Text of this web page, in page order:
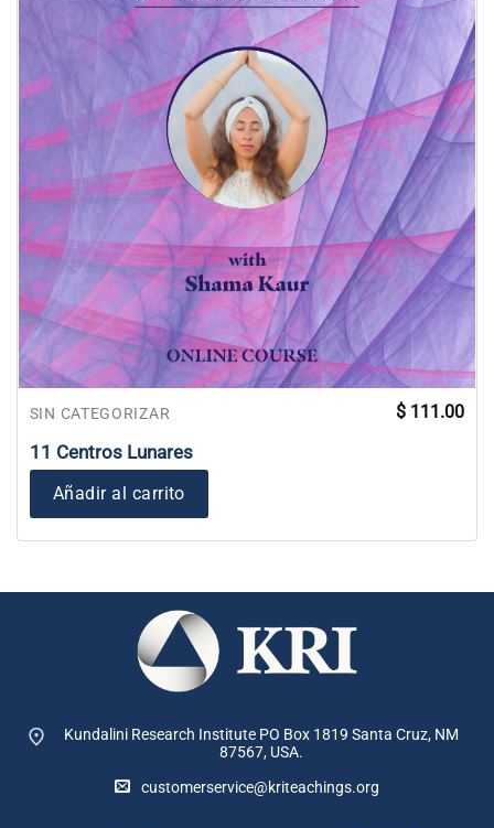
SIN CATEGORIZAR
11 Centros Lunares
$ 111.00
Añadir al carrito
Kundalini Research Institute PO Box 1819 Santa Cruz, NM
87567, USA.
customerservice@kriteachings.org